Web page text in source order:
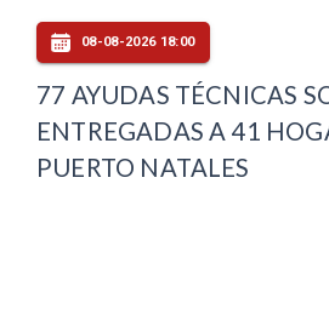
08-08-2026 18:00
77 AYUDAS TÉCNICAS
ENTREGADAS A 41
PUERTO NATALES